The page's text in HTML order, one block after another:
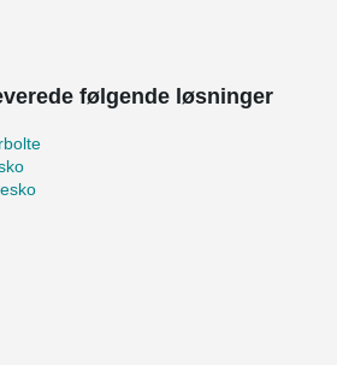
følgende løsninger